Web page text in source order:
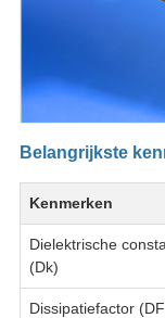
Belangrijkste
Kenmerken
Dielektrische
(Dk)
Dissipatiefactor